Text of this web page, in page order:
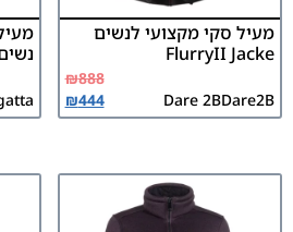
מעיל סקי מקצועי לנשים
FlurryII Jacke
Dare 2BDare2B
₪888
₪444